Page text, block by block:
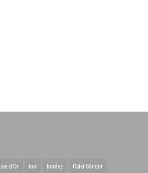
d'Or bor borász Csíki Sándor